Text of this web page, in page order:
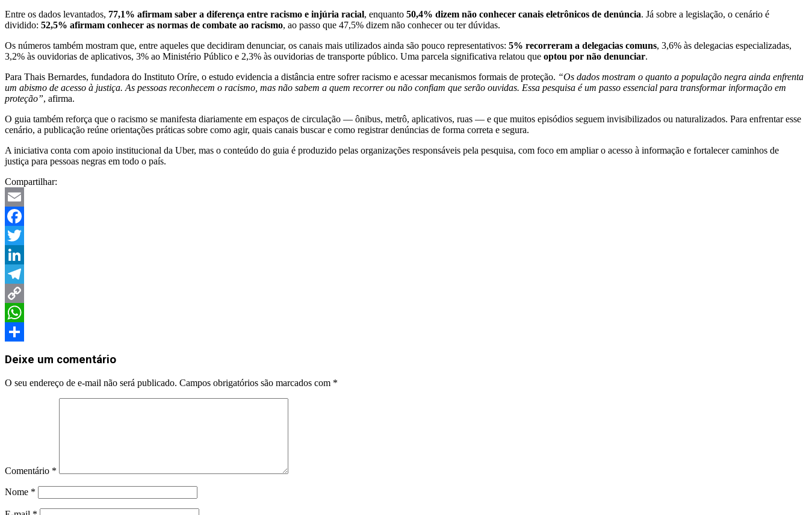
Entre os dados levantados, 77,1% afirmam saber a diferença entre racismo e injúria racial, enquanto 50,4% dizem não conhecer canais eletrônicos de denúncia. Já sobre a legislação, o cenário é
dividido: 52,5% afirmam conhecer as normas de combate ao racismo, ao passo que 47,5% dizem não conhecer ou ter dúvidas.
Os números também mostram que, entre aqueles que decidiram denunciar, os canais mais utilizados ainda são pouco representativos: 5% recorreram a delegacias comuns, 3,6% às delegacias especializadas,
3,2% às ouvidorias de aplicativos, 3% ao Ministério Público e 2,3% às ouvidorias de transporte público. Uma parcela significativa relatou que optou por não denunciar.
Para Thais Bernardes, fundadora do Instituto Oríre, o estudo evidencia a distância entre sofrer racismo e acessar mecanismos formais de proteção. “Os dados mostram o quanto a população negra ainda enfrenta
um abismo de acesso à justiça. As pessoas reconhecem o racismo, mas não sabem a quem recorrer ou não confiam que serão ouvidas. Essa pesquisa é um passo essencial para transformar informação em
proteção”, afirma.
O guia também reforça que o racismo se manifesta diariamente em espaços de circulação — ônibus, metrô, aplicativos, ruas — e que muitos episódios seguem invisibilizados ou naturalizados. Para enfrentar esse
cenário, a publicação reúne orientações práticas sobre como agir, quais canais buscar e como registrar denúncias de forma correta e segura.
A iniciativa conta com apoio institucional da Uber, mas o conteúdo do guia é produzido pelas organizações responsáveis pela pesquisa, com foco em ampliar o acesso à informação e fortalecer caminhos de
justiça para pessoas negras em todo o país.
Compartilhar:
Email
Facebook
Twitter
LinkedIn
Telegram
Copy
Link
WhatsApp
11-
Deixe um comentário
O seu endereço de e-mail não será publicado. Campos obrigatórios são marcados com *
Comentário *
Nome *